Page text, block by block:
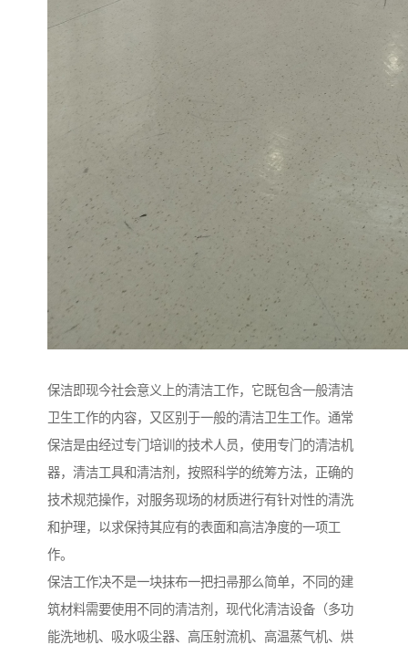
保洁即现今社会意义上的清洁工作，它既包含一般清洁
卫生工作的内容，又区别于一般的清洁卫生工作。通常
保洁是由经过专门培训的技术人员，使用专门的清洁机
器，清洁工具和清洁剂，按照科学的统筹方法，正确的
技术规范操作，对服务现场的材质进行有针对性的清洗
和护理，以求保持其应有的表面和高洁净度的一项工
作。
保洁工作决不是一块抹布一把扫帚那么简单，不同的建
筑材料需要使用不同的清洁剂，现代化清洁设备（多功
能洗地机、吸水吸尘器、高压射流机、高温蒸气机、烘